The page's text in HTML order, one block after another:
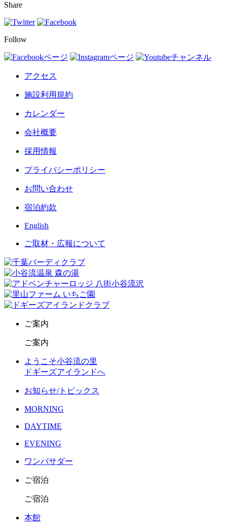
Share
Follow
アクセス
施設利用規約
カレンダー
会社概要
採用情報
プライバシーポリシー
お問い合わせ
宿泊約款
English
ご取材・広報について
ご案内
ご案内
ようこそ小谷流の里
ドギーズアイランドへ
お知らせ/トピックス
MORNING
DAYTIME
EVENING
ワンバサダー
ご宿泊
ご宿泊
本館